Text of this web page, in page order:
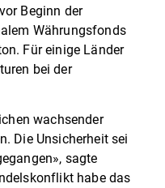
Beginn der
Währungsfonds
Für einige Länder
bei der
wachsender
Die Unsicherheit sei
sagte
habe das